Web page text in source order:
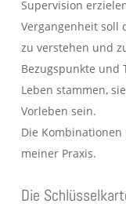
Supervision
Vergangenheit soll
zu verstehen und
Bezugspunkte und
Leben stammen,
Vorleben sein.
Die
meiner Praxis.
Die